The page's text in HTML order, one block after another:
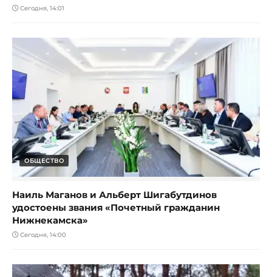
Сегодня, 14:01
ОБЩЕСТВО
Наиль Маганов и Альберт Шигабутдинов
удостоены звания «Почетный гражданин
Нижнекамска»
Сегодня, 14:00